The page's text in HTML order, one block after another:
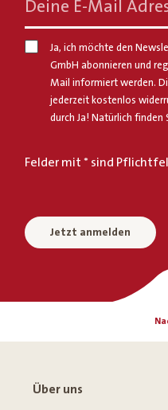
Deine E-Mail
Ja, ich möchte den
GmbH abonnieren und
Mail informiert werden.
jederzeit kostenlos
durch Ja! Natürlich finden
Felder mit * sind
Jetzt anmelden
Über uns